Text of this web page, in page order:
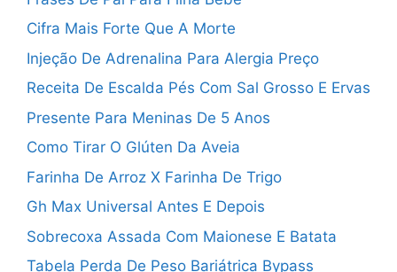
Cifra Mais Forte Que A Morte
Injeção De Adrenalina Para Alergia Preço
Receita De Escalda Pés Com Sal Grosso E Ervas
Presente Para Meninas De 5 Anos
Como Tirar O Glúten Da Aveia
Farinha De Arroz X Farinha De Trigo
Gh Max Universal Antes E Depois
Sobrecoxa Assada Com Maionese E Batata
Tabela Perda De Peso Bariátrica Bypass